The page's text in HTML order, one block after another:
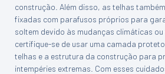
construção. Além disso, as telhas
fixadas com parafusos próprios para
soltem devido às mudanças climáticas
certifique-se de usar uma camada
telhas e a estrutura da construção para
intempéries extremas. Com esses